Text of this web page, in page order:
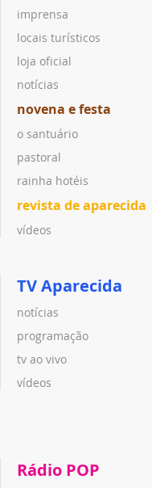
imprensa
locais turísticos
loja oficial
notícias
novena e festa
o santuário
pastoral
rainha hotéis
revista de aparecida
vídeos
TV Aparecida
notícias
programação
tv ao vivo
vídeos
Rádio POP